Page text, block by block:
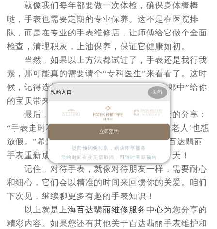
就像我们每年都要做一次体检，确保身体棒棒
哒，手表也需要定期的专业保养。这不是在医院排
队，而是在专业的手表维修店，让师傅给它做个全面
检查，清理积灰，上油保养，保证它健康如初。
当然，如果以上方法都试过了，手表还是我行我
素，那可能真的需要请个“专科医生”来看看了。这时
候，记得选择授权的维修中心，避免“江湖郎中”给你
的宝贝带来更大的伤害。
最后，让我们用一句网络热梗结束今天的分享：
“手表走时不准，不是你的错，可能是‘时间老人’也想
放假。”希望这些小技巧能帮到你，让你的百达翡丽
手表重新成为手腕上的明星，继续闪耀每一天！
记住，对待手表，就像对待朋友一样，需要耐心
和细心，它们会以精准的时间来回馈你的关爱。咱们
下次见，继续聊更多有趣的手表知识！
以上就是上海百达翡丽维修服务中心为您分享的
精彩内容。如果您还有其他关于百达翡丽手表维护和
预约入口 关闭
立即预约
提前预约免排队，到店即享服务
预约时间有变无需取消，可随时重新预约